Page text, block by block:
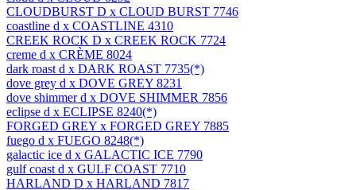
CLOUD BURST 7746
COASTLINE 4310
CREEK ROCK 7724
CRÈME 8024
DARK ROAST 7735(*)
DOVE GREY 8231
DOVE SHIMMER 7856
ECLIPSE 8240(*)
FORGED GREY 7885
FUEGO 8248(*)
GALACTIC ICE 7790
GULF COAST 7710
HARLAND 7817